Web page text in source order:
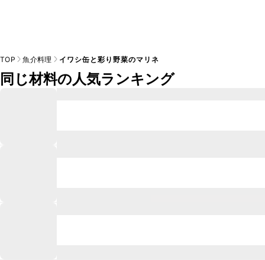
TOP 魚介料理 イワシ缶と彩り野菜のマリネ
同じ材料の人気ランキング